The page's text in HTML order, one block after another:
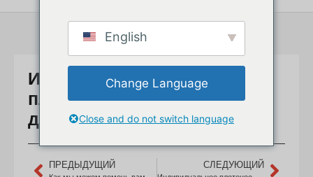
Индивидуальная уличная
плетеная садовая мебель
для рынка Дубая
ПРЕДЫДУЩИЙ СЛЕДУЮЩИЙ
English
Change Language
Close and do not switch language